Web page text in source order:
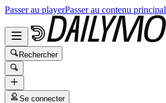
Passer au playerPasser au contenu principal
Rechercher
Se connecter